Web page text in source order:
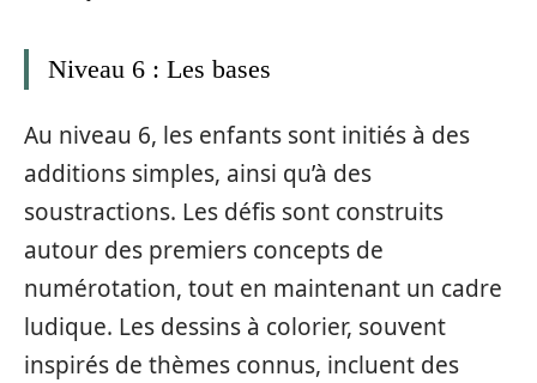
Niveau 6 : Les bases
Au niveau 6, les enfants sont initiés à des
additions simples, ainsi qu’à des
soustractions. Les défis sont construits
autour des premiers concepts de
numérotation, tout en maintenant un cadre
ludique. Les dessins à colorier, souvent
inspirés de thèmes connus, incluent des